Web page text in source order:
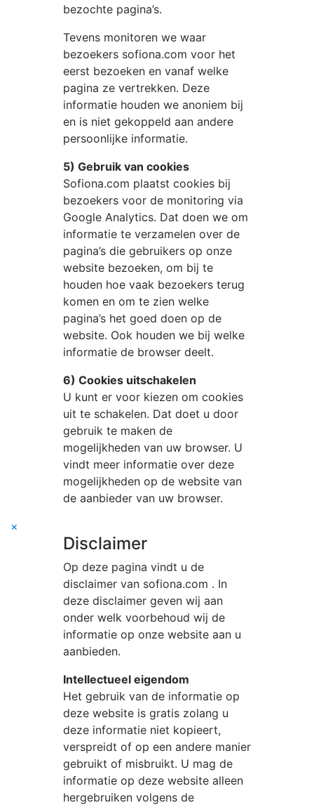
bezochte pagina’s.
Tevens monitoren we waar
bezoekers sofiona.com voor het
eerst bezoeken en vanaf welke
pagina ze vertrekken. Deze
informatie houden we anoniem bij
en is niet gekoppeld aan andere
persoonlijke informatie.
5) Gebruik van cookies
Sofiona.com plaatst cookies bij
bezoekers voor de monitoring via
Google Analytics. Dat doen we om
informatie te verzamelen over de
pagina’s die gebruikers op onze
website bezoeken, om bij te
houden hoe vaak bezoekers terug
komen en om te zien welke
pagina’s het goed doen op de
website. Ook houden we bij welke
informatie de browser deelt.
6) Cookies uitschakelen
U kunt er voor kiezen om cookies
uit te schakelen. Dat doet u door
gebruik te maken de
mogelijkheden van uw browser. U
vindt meer informatie over deze
mogelijkheden op de website van
de aanbieder van uw browser.
×
Disclaimer
Op deze pagina vindt u de
disclaimer van sofiona.com . In
deze disclaimer geven wij aan
onder welk voorbehoud wij de
informatie op onze website aan u
aanbieden.
Intellectueel eigendom
Het gebruik van de informatie op
deze website is gratis zolang u
deze informatie niet kopieert,
verspreidt of op een andere manier
gebruikt of misbruikt. U mag de
informatie op deze website alleen
hergebruiken volgens de